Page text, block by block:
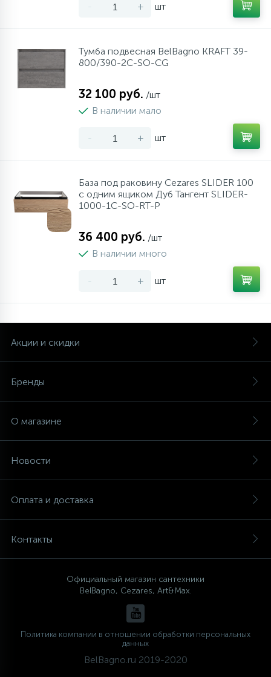
- + шт
Тумба подвесная BelBagno KRAFT 39-
800/390-2C-SO-CG
32 100 руб. /шт
В наличии мало
- + шт
База под раковину Cezares SLIDER 100
с одним ящиком Дуб Тангент SLIDER-
1000-1C-SO-RT-P
36 400 руб. /шт
В наличии много
- + шт
Акции и скидки
Бренды
О магазине
Новости
Оплата и доставка
Контакты
Официальный магазин сантехники
BelBagno, Cezares, Art&Max.
Политика компании в отношении обработки персональных
данных
BelBagno.ru 2019-2020